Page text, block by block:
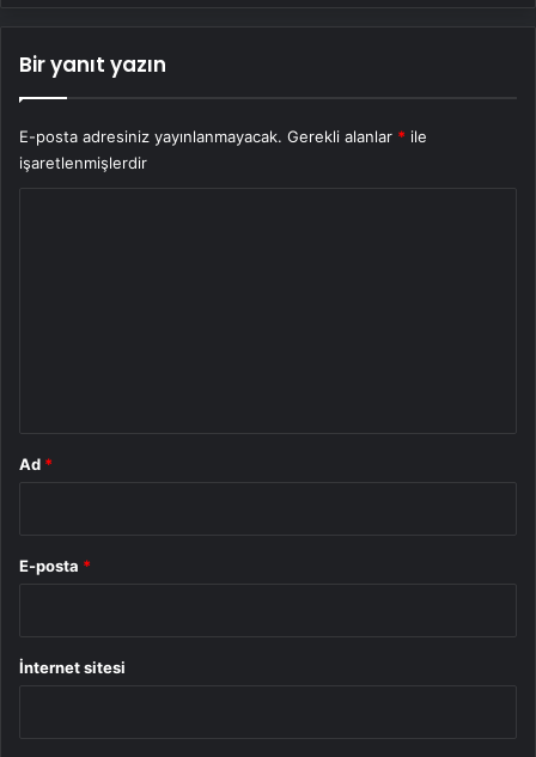
Bir yanıt yazın
E-posta adresiniz yayınlanmayacak. Gerekli alanlar * ile
işaretlenmişlerdir
Ad *
E-posta *
İnternet sitesi